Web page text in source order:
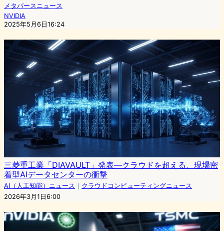
メタバースニュース
NVIDIA
2025年5月6日16:24
三菱重工業「DIAVAULT」発表—クラウドを超える、現場密
着型AIデータセンターの衝撃
AI（人工知能）ニュース ｜ クラウドコンピューティングニュース
2026年3月1日6:00